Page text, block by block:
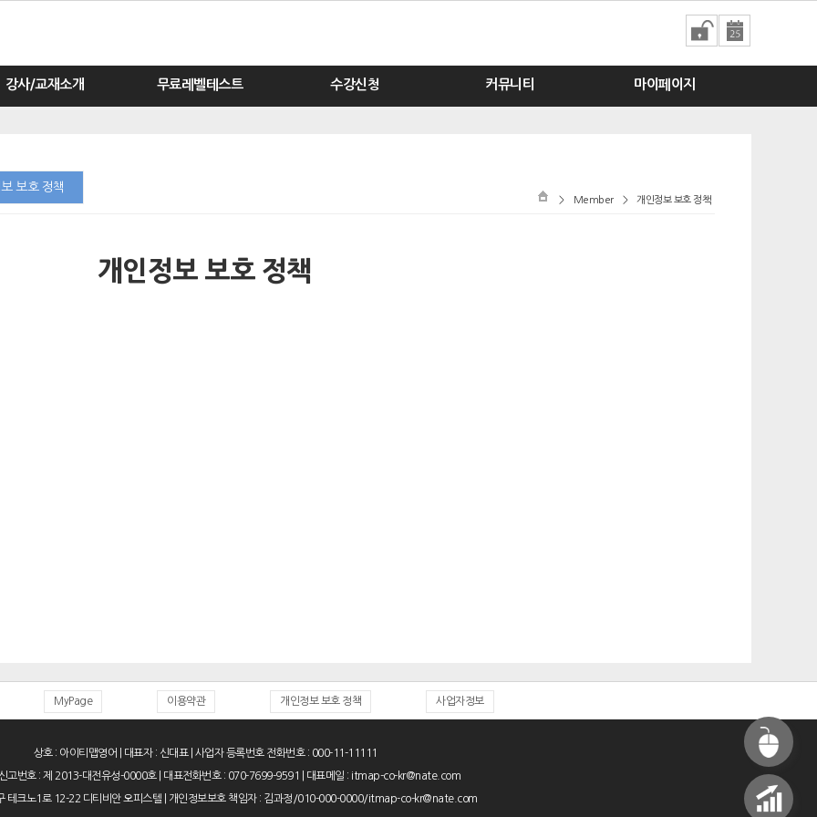
강사/교재소개 무료레벨테스트 수강신청 커뮤니티 마이페이지
보호 정책
> Member > 개인정보 보호 정책
개인정보 보호 정책
MyPage 이용약관 개인정보 보호 정책 사업자정보
상호 : 아이티맵영어 | 대표자 : 신대표 | 사업자 등록번호 전화번호 : 000-11-11111
고번호 : 제 2013-대전유성-0000호 | 대표전화번호 : 070-7699-9591 | 대표메일 : itmap-co-kr@nate.com
테크노1로 12-22 디티비안 오피스텔 | 개인정보보호 책임자 : 김과정/010-000-0000/itmap-co-kr@nate.com